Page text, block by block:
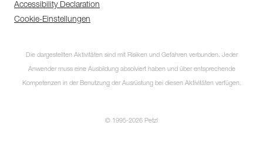
Accessibility Declaration
Cookie-Einstellungen
Die dargestellten Aktivitäten sind mit Risiken und Gefahren verbunden. Jeder
Anwender muss eine Ausbildung absolviert haben und über entsprechende
Kompetenzen in der Benutzung der Ausrüstung bei diesen Aktivitäten verfügen.
© 1995-2026 Petzl